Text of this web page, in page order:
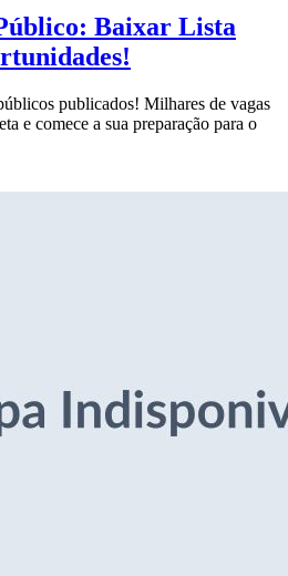
Baixar Lista
publicados! Milhares de vagas
e comece a sua preparação para o